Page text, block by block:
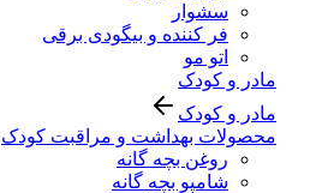
سشوار
فر کننده و بیگودی برقی
اتو مو
مادر و کودک
مادر و کودک
محصولات بهداشت و مراقبت کودک
روغن بچه گانه
شامپو بچه گانه